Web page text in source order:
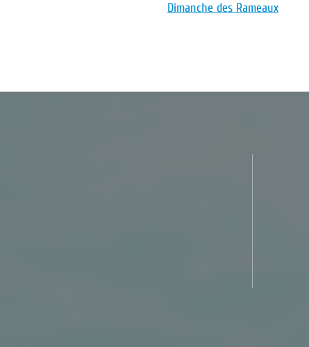
Dimanche des Rameaux